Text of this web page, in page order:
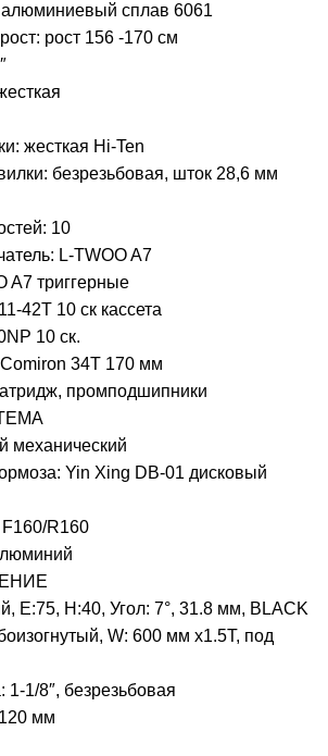
сплав 6061
рост 156 -170 см
жесткая Hi-Ten
безрезьбовая, шток 28,6 мм
10
L-TWOO A7
A7 триггерные
42T 10 ск кассета
10 ск.
34T 170 мм
промподшипники
механический
Yin Xing DB-01 дисковый
R160
H:40, Угол: 7°, 31.8 мм, BLACK
W: 600 мм х1.5T, под
1/8″, безрезьбовая
мм